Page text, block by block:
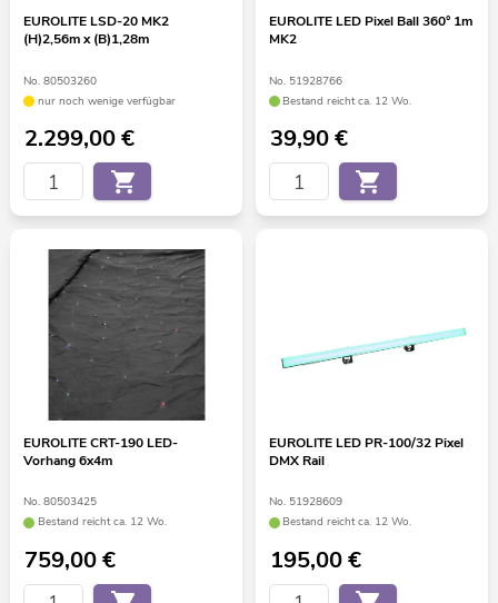
EUROLITE LSD-20 MK2
(H)2,56m x (B)1,28m
No. 80503260
nur noch wenige verfügbar
2.299,00€
EUROLITE LED Pixel Ball 360° 1m
MK2
No. 51928766
Bestand reicht ca. 12 Wo.
39,90€
EUROLITE CRT-190 LED-
Vorhang 6x4m
No. 80503425
Bestand reicht ca. 12 Wo.
759,00€
EUROLITE LED PR-100/32 Pixel
DMX Rail
No. 51928609
Bestand reicht ca. 12 Wo.
195,00€